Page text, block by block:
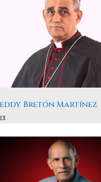
Bretón Martínez